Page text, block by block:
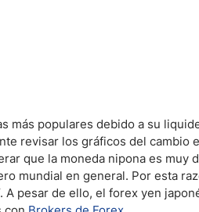
más populares debido a su
revisar los gráficos del cambio
que la moneda nipona es muy
mundial en general. Por esta
pesar de ello, el forex yen